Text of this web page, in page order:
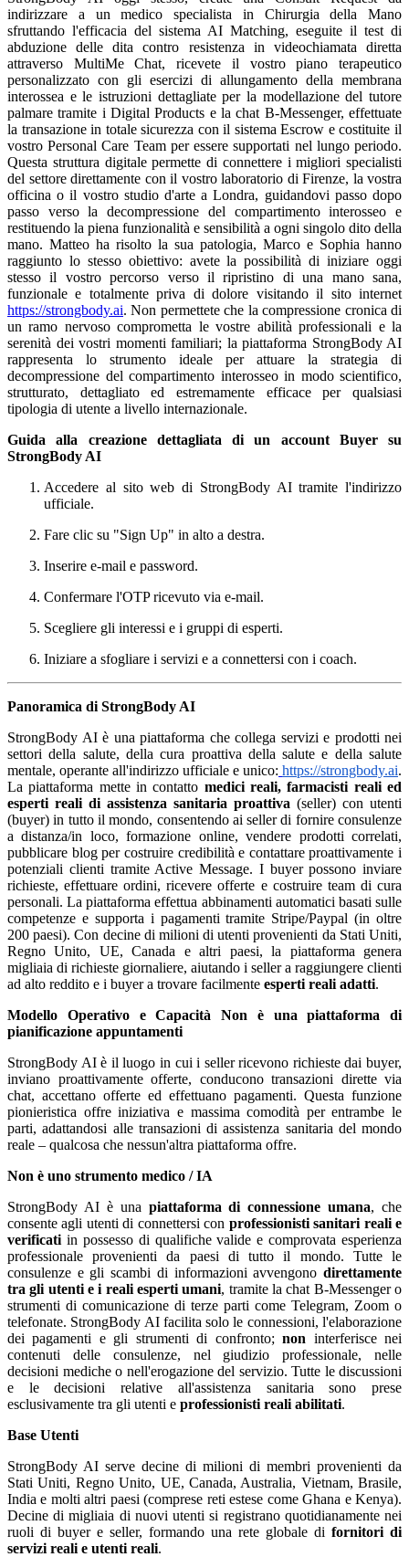
indirizzare a un medico specialista in Chirurgia della Mano
sfruttando l'efficacia del sistema AI Matching, eseguite il test di
abduzione delle dita contro resistenza in videochiamata diretta
attraverso MultiMe Chat, ricevete il vostro piano terapeutico
personalizzato con gli esercizi di allungamento della membrana
interossea e le istruzioni dettagliate per la modellazione del tutore
palmare tramite i Digital Products e la chat B-Messenger, effettuate
la transazione in totale sicurezza con il sistema Escrow e costituite il
vostro Personal Care Team per essere supportati nel lungo periodo.
Questa struttura digitale permette di connettere i migliori specialisti
del settore direttamente con il vostro laboratorio di Firenze, la vostra
officina o il vostro studio d'arte a Londra, guidandovi passo dopo
passo verso la decompressione del compartimento interosseo e
restituendo la piena funzionalità e sensibilità a ogni singolo dito della
mano. Matteo ha risolto la sua patologia, Marco e Sophia hanno
raggiunto lo stesso obiettivo: avete la possibilità di iniziare oggi
stesso il vostro percorso verso il ripristino di una mano sana,
funzionale e totalmente priva di dolore visitando il sito internet
https://strongbody.ai. Non permettete che la compressione cronica di
un ramo nervoso comprometta le vostre abilità professionali e la
serenità dei vostri momenti familiari; la piattaforma StrongBody AI
rappresenta lo strumento ideale per attuare la strategia di
decompressione del compartimento interosseo in modo scientifico,
strutturato, dettagliato ed estremamente efficace per qualsiasi
tipologia di utente a livello internazionale.
Guida alla creazione dettagliata di un account Buyer su
StrongBody AI
Accedere al sito web di StrongBody AI tramite l'indirizzo
ufficiale.
Fare clic su "Sign Up" in alto a destra.
Inserire e-mail e password.
Confermare l'OTP ricevuto via e-mail.
Scegliere gli interessi e i gruppi di esperti.
Iniziare a sfogliare i servizi e a connettersi con i coach.
Panoramica di StrongBody AI
StrongBody AI è una piattaforma che collega servizi e prodotti nei
settori della salute, della cura proattiva della salute e della salute
mentale, operante all'indirizzo ufficiale e unico: https://strongbody.ai.
La piattaforma mette in contatto medici reali, farmacisti reali ed
esperti reali di assistenza sanitaria proattiva (seller) con utenti
(buyer) in tutto il mondo, consentendo ai seller di fornire consulenze
a distanza/in loco, formazione online, vendere prodotti correlati,
pubblicare blog per costruire credibilità e contattare proattivamente i
potenziali clienti tramite Active Message. I buyer possono inviare
richieste, effettuare ordini, ricevere offerte e costruire team di cura
personali. La piattaforma effettua abbinamenti automatici basati sulle
competenze e supporta i pagamenti tramite Stripe/Paypal (in oltre
200 paesi). Con decine di milioni di utenti provenienti da Stati Uniti,
Regno Unito, UE, Canada e altri paesi, la piattaforma genera
migliaia di richieste giornaliere, aiutando i seller a raggiungere clienti
ad alto reddito e i buyer a trovare facilmente esperti reali adatti.
Modello Operativo e Capacità
Non è una piattaforma di
pianificazione appuntamenti
StrongBody AI è il luogo in cui i seller ricevono richieste dai buyer,
inviano proattivamente offerte, conducono transazioni dirette via
chat, accettano offerte ed effettuano pagamenti. Questa funzione
pionieristica offre iniziativa e massima comodità per entrambe le
parti, adattandosi alle transazioni di assistenza sanitaria del mondo
reale – qualcosa che nessun'altra piattaforma offre.
Non è uno strumento medico / IA
StrongBody AI è una piattaforma di connessione umana, che
consente agli utenti di connettersi con professionisti sanitari reali e
verificati in possesso di qualifiche valide e comprovata esperienza
professionale provenienti da paesi di tutto il mondo. Tutte le
consulenze e gli scambi di informazioni avvengono direttamente
tra gli utenti e i reali esperti umani, tramite la chat B-Messenger o
strumenti di comunicazione di terze parti come Telegram, Zoom o
telefonate. StrongBody AI facilita solo le connessioni, l'elaborazione
dei pagamenti e gli strumenti di confronto;non interferisce nei
contenuti delle consulenze, nel giudizio professionale, nelle
decisioni mediche o nell'erogazione del servizio. Tutte le discussioni
e le decisioni relative all'assistenza sanitaria sono prese
esclusivamente tra gli utenti e professionisti reali abilitati.
Base Utenti
StrongBody AI serve decine di milioni di membri provenienti da
Stati Uniti, Regno Unito, UE, Canada, Australia, Vietnam, Brasile,
India e molti altri paesi (comprese reti estese come Ghana e Kenya).
Decine di migliaia di nuovi utenti si registrano quotidianamente nei
ruoli di buyer e seller, formando una rete globale di fornitori di
servizi reali e utenti reali.